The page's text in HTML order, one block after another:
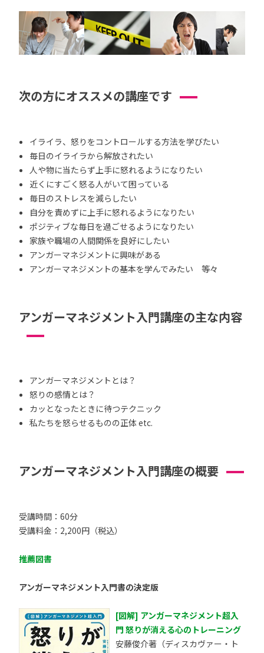
次の方にオススメの講座です
イライラ、怒りをコントロールする方法を学びたい
毎日のイライラから解放されたい
人や物に当たらず上手に怒れるようになりたい
近くにすごく怒る人がいて困っている
毎日のストレスを減らしたい
自分を責めずに上手に怒れるようになりたい
ポジティブな毎日を過ごせるようになりたい
家族や職場の人間関係を良好にしたい
アンガーマネジメントに興味がある
アンガーマネジメントの基本を学んでみたい 等々
アンガーマネジメント入門講座の主な内容
アンガーマネジメントとは？
怒りの感情とは？
カッとなったときに待つテクニック
私たちを怒らせるものの正体 etc.
アンガーマネジメント入門講座の概要
受講時間：60分
受講料金：2,200円（税込）
推薦図書
アンガーマネジメント入門書の決定版
[図解] アンガーマネジメント超入
門 怒りが消える心のトレーニング
安藤俊介著（ディスカヴァー・ト